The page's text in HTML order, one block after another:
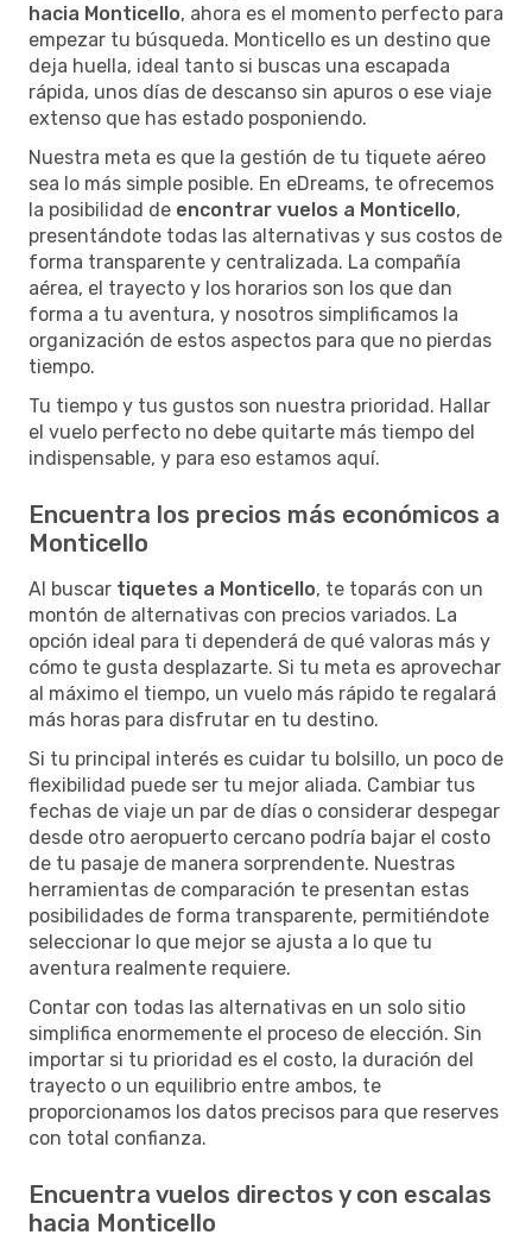
hacia Monticello, ahora es el momento perfecto para
empezar tu búsqueda. Monticello es un destino que
deja huella, ideal tanto si buscas una escapada
rápida, unos días de descanso sin apuros o ese viaje
extenso que has estado posponiendo.
Nuestra meta es que la gestión de tu tiquete aéreo
sea lo más simple posible. En eDreams, te ofrecemos
la posibilidad de encontrar vuelos a Monticello,
presentándote todas las alternativas y sus costos de
forma transparente y centralizada. La compañía
aérea, el trayecto y los horarios son los que dan
forma a tu aventura, y nosotros simplificamos la
organización de estos aspectos para que no pierdas
tiempo.
Tu tiempo y tus gustos son nuestra prioridad. Hallar
el vuelo perfecto no debe quitarte más tiempo del
indispensable, y para eso estamos aquí.
Encuentra los precios más económicos a
Monticello
Al buscar tiquetes a Monticello, te toparás con un
montón de alternativas con precios variados. La
opción ideal para ti dependerá de qué valoras más y
cómo te gusta desplazarte. Si tu meta es aprovechar
al máximo el tiempo, un vuelo más rápido te regalará
más horas para disfrutar en tu destino.
Si tu principal interés es cuidar tu bolsillo, un poco de
flexibilidad puede ser tu mejor aliada. Cambiar tus
fechas de viaje un par de días o considerar despegar
desde otro aeropuerto cercano podría bajar el costo
de tu pasaje de manera sorprendente. Nuestras
herramientas de comparación te presentan estas
posibilidades de forma transparente, permitiéndote
seleccionar lo que mejor se ajusta a lo que tu
aventura realmente requiere.
Contar con todas las alternativas en un solo sitio
simplifica enormemente el proceso de elección. Sin
importar si tu prioridad es el costo, la duración del
trayecto o un equilibrio entre ambos, te
proporcionamos los datos precisos para que reserves
con total confianza.
Encuentra vuelos directos y con escalas
hacia Monticello